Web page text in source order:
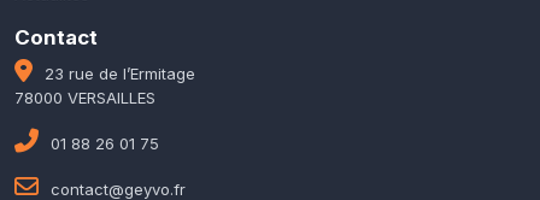
Contact
23 rue de l’Ermitage
78000 VERSAILLES
01 88 26 01 75
contact@geyvo.fr